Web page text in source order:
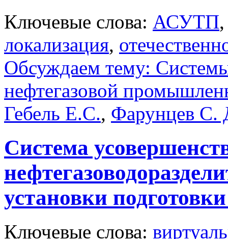
Ключевые слова: АСУТП
локализация,
Обсуждаем тему:
нефтегазовой
Гебель Е.С., Фарунцев С.
Система
установки
Ключевые слова: